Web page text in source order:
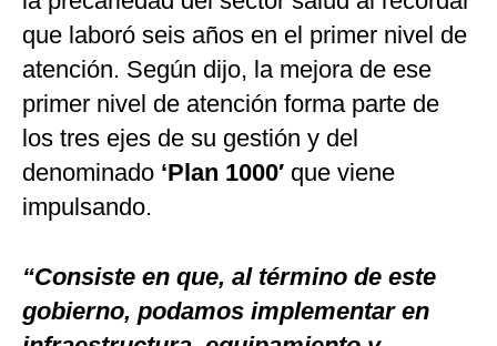
que laboró seis años en el primer nivel de
atención. Según dijo, la mejora de ese
primer nivel de atención forma parte de
los tres ejes de su gestión y del
denominado ‘Plan 1000′ que viene
impulsando.
“Consiste en que, al término de este
gobierno, podamos implementar en